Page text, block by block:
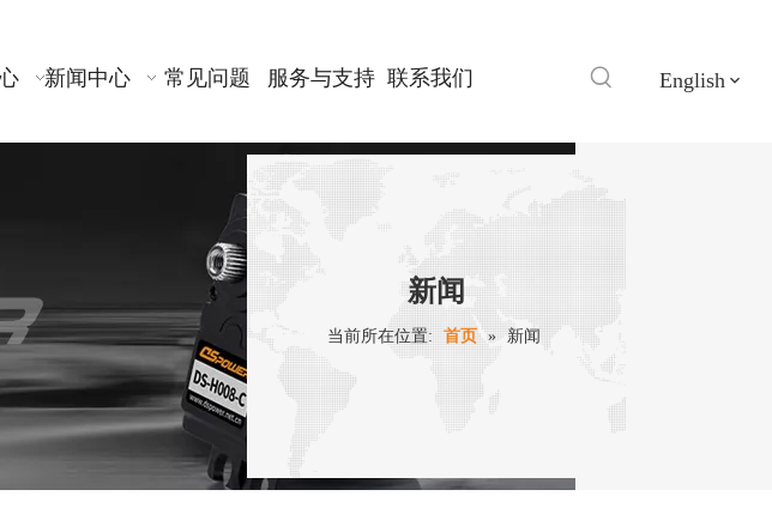
新闻中心 常见问题 服务与支持 联系我们 English
新闻
当前所在位置: 首页 » 新闻